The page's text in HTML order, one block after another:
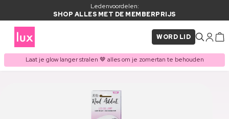
Ledenvoordelen:
SHOP ALLES MET DE MEMBERPRIJS
WORD LID
Laat je glow langer stralen 🤎 alles om je zomertan te behouden